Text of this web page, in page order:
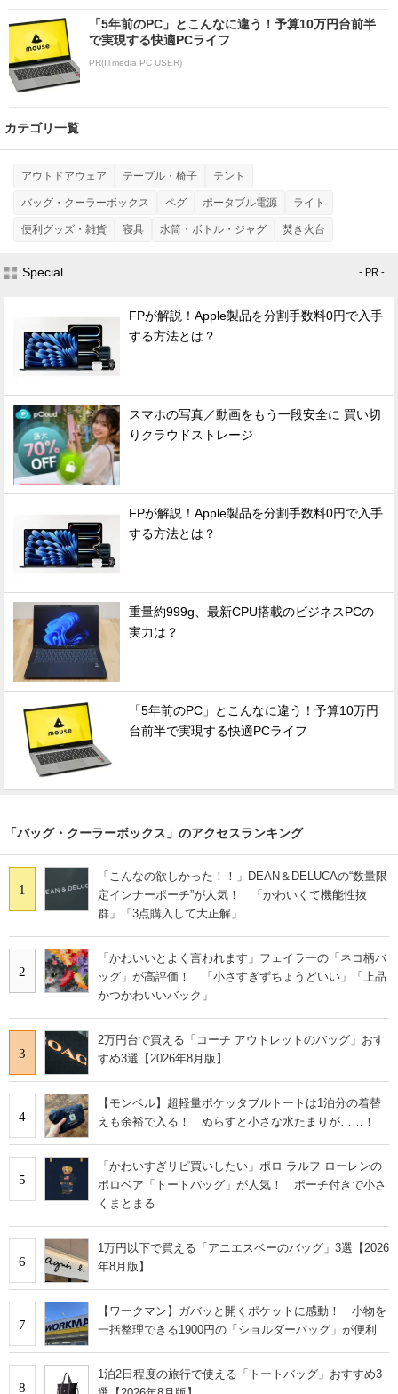
「5年前のPC」とこんなに違う！予算10万円台前半
で実現する快適PCライフ
PR(ITmedia PC USER)
カテゴリ一覧
アウトドアウェア テーブル・椅子 テント
バッグ・クーラーボックス ペグ ポータブル電源 ライト
便利グッズ・雑貨 寝具 水筒・ボトル・ジャグ 焚き火台
Special - PR -
FPが解説！Apple製品を分割手数料0円で入手
する方法とは？
スマホの写真／動画をもう一段安全に 買い切
りクラウドストレージ
FPが解説！Apple製品を分割手数料0円で入手
する方法とは？
重量約999g、最新CPU搭載のビジネスPCの
実力は？
「5年前のPC」とこんなに違う！予算10万円
台前半で実現する快適PCライフ
「バッグ・クーラーボックス」のアクセスランキング
1
「こんなの欲しかった！！」DEAN＆DELUCAの“数量限
定インナーポーチ”が人気！ 「かわいくて機能性抜
群」「3点購入して大正解」
2
「かわいいとよく言われます」フェイラーの「ネコ柄バ
ッグ」が高評価！ 「小さすぎずちょうどいい」「上品
かつかわいいバック」
3
2万円台で買える「コーチ アウトレットのバッグ」おす
すめ3選【2026年8月版】
4
【モンベル】超軽量ポケッタブルトートは1泊分の着替
えも余裕で入る！ ぬらすと小さな水たまりが……！
5
「かわいすぎリピ買いしたい」ポロ ラルフ ローレンの
ポロベア「トートバッグ」が人気！ ポーチ付きで小さ
くまとまる
6
1万円以下で買える「アニエスベーのバッグ」3選【2026
年8月版】
7
【ワークマン】ガバッと開くポケットに感動！ 小物を
一括整理できる1900円の「ショルダーバッグ」が便利
8
1泊2日程度の旅行で使える「トートバッグ」おすすめ3